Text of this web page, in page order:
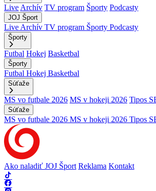
Live Archív TV program Športy Podcasty
JOJ Šport
Live Archív TV program Športy Podcasty
Športy
Futbal Hokej Basketbal
Športy
Futbal Hokej Basketbal
Súťaže
MS vo futbale 2026 MS v hokeji 2026 Tipos
Súťaže
MS vo futbale 2026 MS v hokeji 2026 Tipos
Ako naladiť JOJ Šport Reklama Kontakt